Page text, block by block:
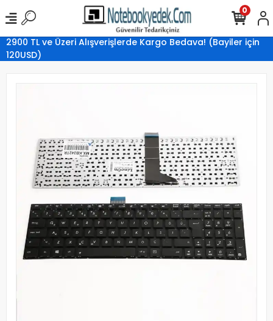
2900 TL ve Üzeri Alışverişlerde Kargo Bedava! (Bayiler için
120USD)
0